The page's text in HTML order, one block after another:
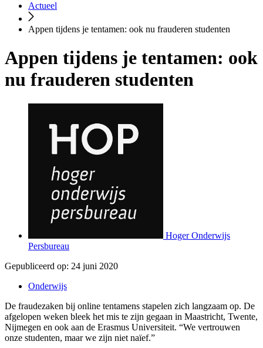
Actueel
Appen tijdens je tentamen: ook nu frauderen studenten
Appen tijdens je tentamen: ook
nu frauderen studenten
Hoger Onderwijs
Persbureau
Gepubliceerd op: 24 juni 2020
Onderwijs
De fraudezaken bij online tentamens stapelen zich langzaam op. De
afgelopen weken bleek het mis te zijn gegaan in Maastricht, Twente,
Nijmegen en ook aan de Erasmus Universiteit. “We vertrouwen
onze studenten, maar we zijn niet naïef.”